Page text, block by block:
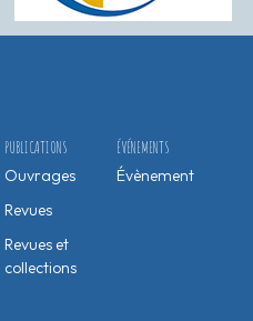
ÉVÉNEMENTS
Évènement
PUBLICATIONS
Ouvrages
Revues
Revues et
collections